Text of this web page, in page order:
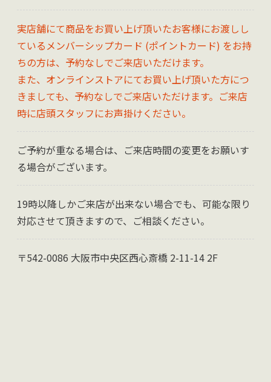
実店舗にて商品をお買い上げ頂いたお客様にお渡しし
ているメンバーシップカード (ポイントカード) をお持
ちの方は、予約なしでご来店いただけます。
また、オンラインストアにてお買い上げ頂いた方につ
きましても、予約なしでご来店いただけます。ご来店
時に店頭スタッフにお声掛けください。
ご予約が重なる場合は、ご来店時間の変更をお願いす
る場合がございます。
19時以降しかご来店が出来ない場合でも、可能な限り
対応させて頂きますので、ご相談ください。
〒542-0086 大阪市中央区西心斎橋 2-11-14 2F